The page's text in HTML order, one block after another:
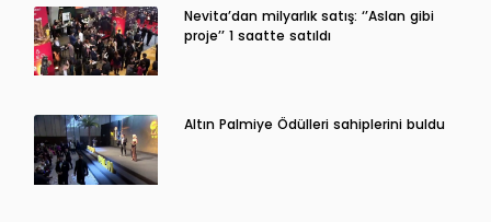
Nevita’dan milyarlık satış: ‘’Aslan gibi
proje’’ 1 saatte satıldı
Altın Palmiye Ödülleri sahiplerini buldu